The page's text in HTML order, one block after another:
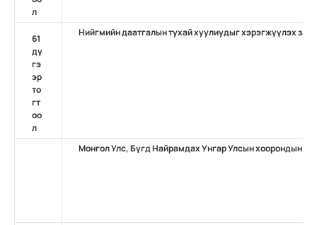
л
61
дү
гэ
эр
то
гт
оо
л
Нийгмийн даатгалын тухай хуулиудыг хэрэгжүүлэх
Монгол Улс, Бүгд Найрамдах Унгар Улсын хоорондын